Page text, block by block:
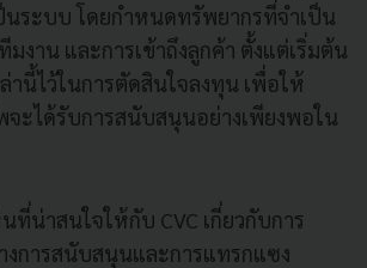
นระบบ โดยกำหนดทรัพยากรที่จำเป็น
งาน และการเข้าถึงลูกค้า ตั้งแต่เริ่มต้น
นี้ไว้ในการตัดสินใจลงทุน เพื่อให้
จะได้รับการสนับสนุนอย่างเพียงพอใน
ที่น่าสนใจให้กับ CVC เกี่ยวกับการ
งการสนับสนุนและการแทรกแซง